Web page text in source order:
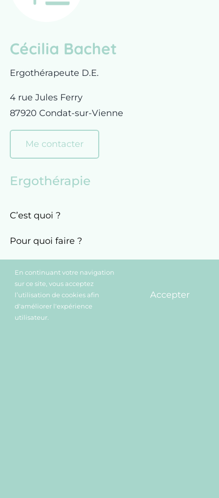
Cécilia Bachet
Ergothérapeute D.E.
4 rue Jules Ferry
87920 Condat-sur-Vienne
Me contacter
Ergothérapie
C’est quoi ?
Pour quoi faire ?
Troubles de l’alimentation
Prestations
En continuant votre navigation
sur ce site, vous acceptez
l’utilisation de cookies afin
d'améliorer l'expérience
utilisateur.
Accepter